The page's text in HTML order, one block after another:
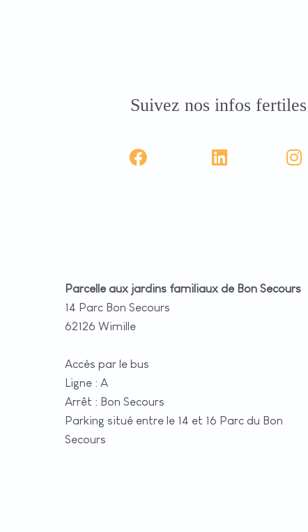
Suivez nos infos fertiles
Parcelle aux jardins familiaux de Bon Secours
14 Parc Bon Secours
62126 Wimille
Accès par le bus
Ligne : A
Arrêt : Bon Secours
Parking situé entre le 14 et 16 Parc du Bon
Secours